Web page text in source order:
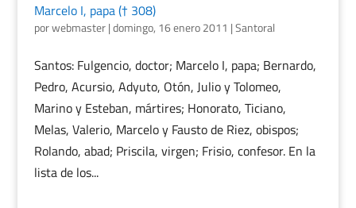
Marcelo I, papa († 308)
porwebmaster|domingo, 16 enero 2011 |Santoral
Santos: Fulgencio, doctor; Marcelo I, papa; Bernardo,
Pedro, Acursio, Adyuto, Otón, Julio y Tolomeo,
Marino y Esteban, mártires; Honorato, Ticiano,
Melas, Valerio, Marcelo y Fausto de Riez, obispos;
Rolando, abad; Priscila, virgen; Frisio, confesor. En la
lista de los...